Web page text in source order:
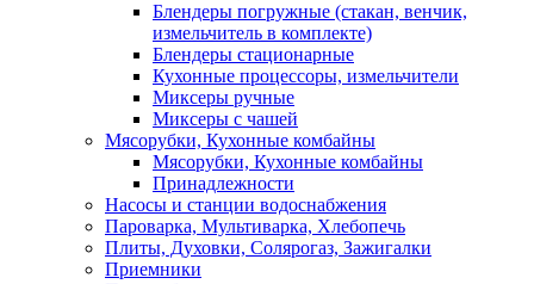
Блендеры погружные (стакан, венчик,
измельчитель в комплекте)
Блендеры стационарные
Кухонные процессоры, измельчители
Миксеры ручные
Миксеры с чашей
Мясорубки, Кухонные комбайны
Мясорубки, Кухонные комбайны
Принадлежности
Насосы и станции водоснабжения
Пароварка, Мультиварка, Хлебопечь
Плиты, Духовки, Солярогаз, Зажигалки
Приемники